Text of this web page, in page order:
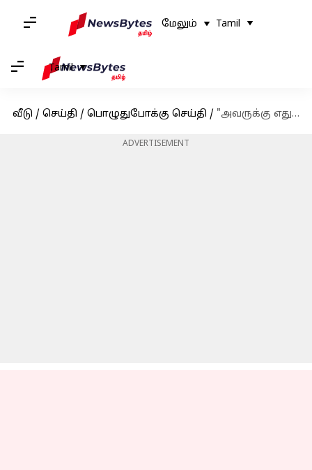
மேலும் Tamil
Tamil
வீடு / செய்தி / பொழுதுபோக்கு செய்தி / "அவருக்கு எதுவுமே ஆகாது என்று நினைத்தேன், ஆனால்...": விஜயகாந்த் உடல்நிலை குறித்து நடிகர் வாகை சந்திரசேகர்
ADVERTISEMENT